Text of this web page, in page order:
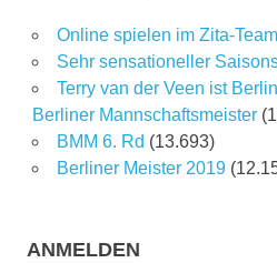
Online spielen im Zita-
Sehr sensationeller
Terry van der Veen ist
Berliner Mannschaftsmeister
BMM 6. Rd (13.693)
Berliner Meister 2019
ANMELDEN